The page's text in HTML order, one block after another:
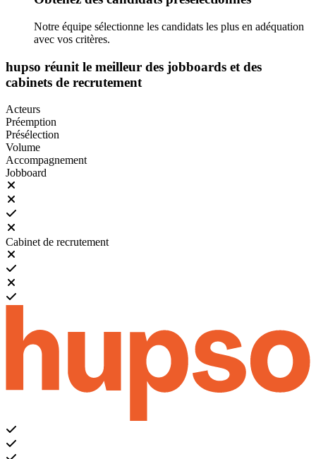
Notre équipe sélectionne les candidats les plus en adéquation
avec vos critères.
hupso réunit le meilleur des jobboards et des
cabinets de recrutement
Acteurs
Préemption
Présélection
Volume
Accompagnement
Jobboard
Cabinet de recrutement